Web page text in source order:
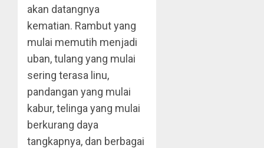
akan datangnya
kematian. Rambut yang
mulai memutih menjadi
uban, tulang yang mulai
sering terasa linu,
pandangan yang mulai
kabur, telinga yang mulai
berkurang daya
tangkapnya, dan berbagai